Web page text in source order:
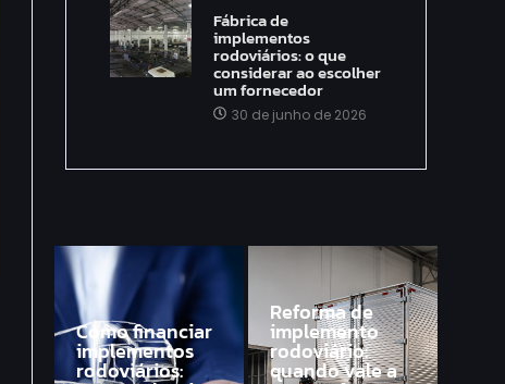
Fábrica de
implementos
rodoviários: o que
considerar ao escolher
um fornecedor
30 de junho de 2026
Como financiar
implementos
rodoviários:
Reforma de
implemento
rodoviário:
quando vale a